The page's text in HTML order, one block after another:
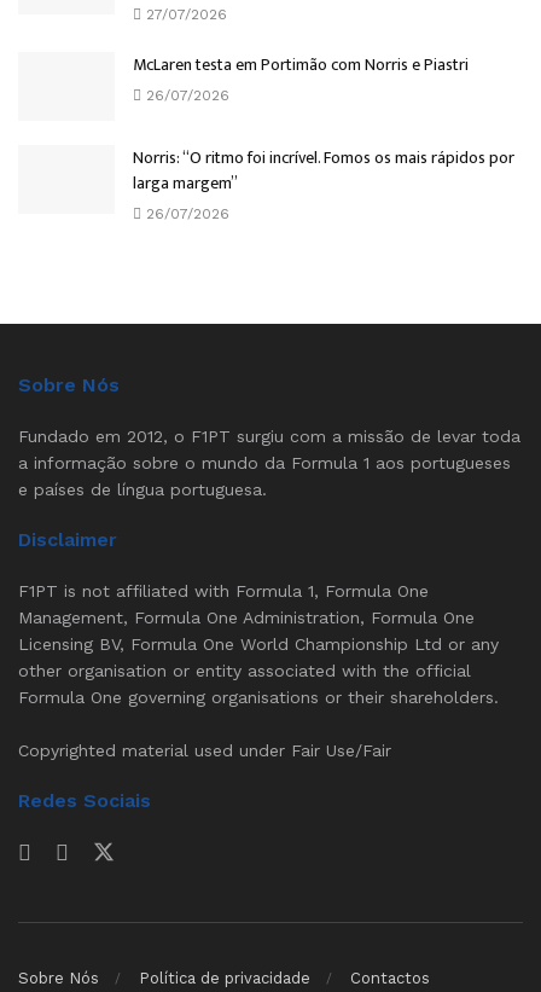
27/07/2026
McLaren testa em Portimão com Norris e Piastri
26/07/2026
Norris: “O ritmo foi incrível. Fomos os mais rápidos por
larga margem”
26/07/2026
Sobre Nós
Fundado em 2012, o F1PT surgiu com a missão de levar toda
a informação sobre o mundo da Formula 1 aos portugueses
e países de língua portuguesa.
Disclaimer
F1PT is not affiliated with Formula 1, Formula One
Management, Formula One Administration, Formula One
Licensing BV, Formula One World Championship Ltd or any
other organisation or entity associated with the official
Formula One governing organisations or their shareholders.
Copyrighted material used under Fair Use/Fair
Redes Sociais
Sobre Nós Política de privacidade Contactos